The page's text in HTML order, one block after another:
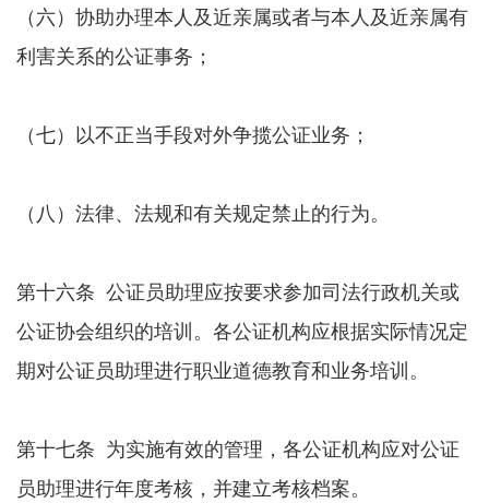
（六）协助办理本人及近亲属或者与本人及近亲属有
利害关系的公证事务；
（七）以不正当手段对外争揽公证业务；
（八）法律、法规和有关规定禁止的行为。
第十六条 公证员助理应按要求参加司法行政机关或
公证协会组织的培训。各公证机构应根据实际情况定
期对公证员助理进行职业道德教育和业务培训。
第十七条 为实施有效的管理，各公证机构应对公证
员助理进行年度考核，并建立考核档案。